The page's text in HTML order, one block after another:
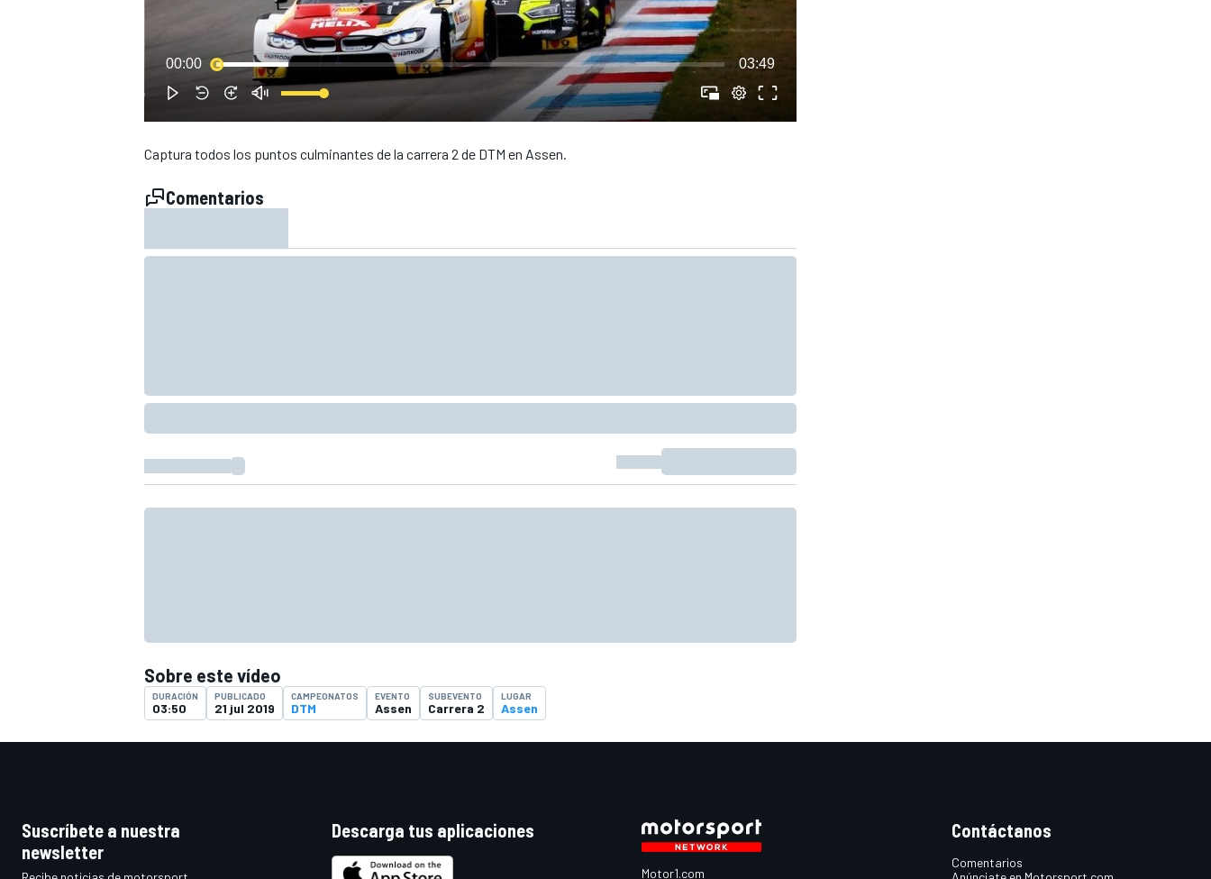
00:00 03:49
Captura todos los puntos culminantes de la carrera 2 de DTM en Assen.
Comentarios
Sobre este vídeo
DURACIÓN
03:50
PUBLICADO
21 jul 2019
CAMPEONATOS
DTM
EVENTO
Assen
SUBEVENTO
Carrera 2
LUGAR
Assen
Suscríbete a nuestra
newsletter
Descarga tus aplicaciones
Motor1.com
Contáctanos
Comentarios